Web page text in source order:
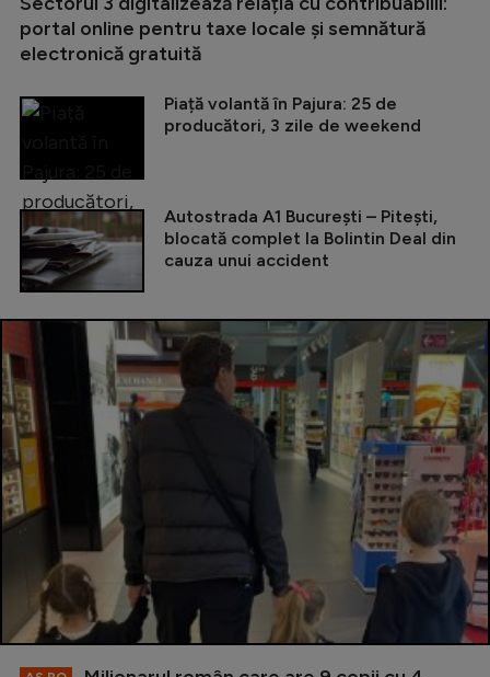
portal online pentru taxe locale și semnătură
electronică gratuită
Piață volantă în Pajura: 25 de
producători, 3 zile de weekend
Autostrada A1 București – Pitești,
blocată complet la Bolintin Deal din
cauza unui accident